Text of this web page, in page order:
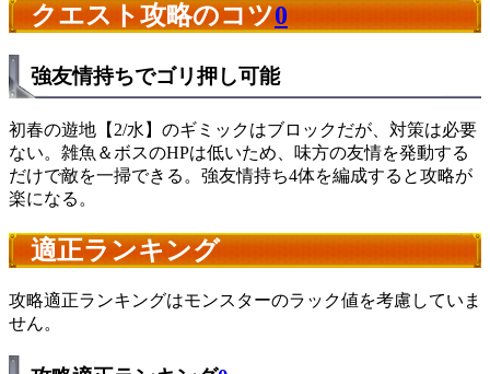
クエスト攻略のコツ0
強友情持ちでゴリ押し可能
初春の遊地【2/水】のギミックはブロックだが、対策は必要
ない。雑魚＆ボスのHPは低いため、味方の友情を発動する
だけで敵を一掃できる。強友情持ち4体を編成すると攻略が
楽になる。
適正ランキング
攻略適正ランキングはモンスターのラック値を考慮していま
せん。